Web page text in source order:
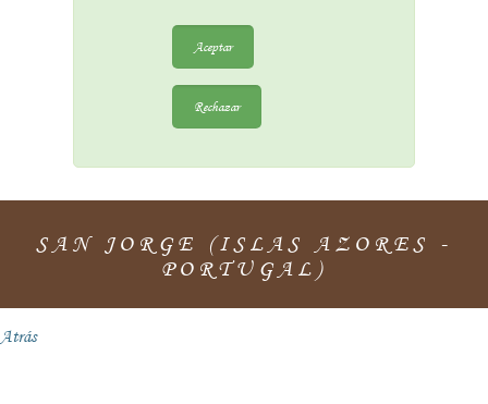
Aceptar
Rechazar
SAN JORGE (ISLAS AZORES -
PORTUGAL)
Atrás